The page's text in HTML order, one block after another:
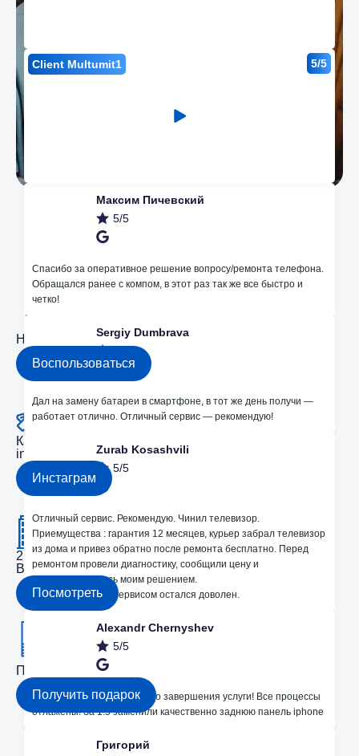
Client Multumit1 5/5
Максим Пичевский
5/5
Спасибо за оперативное решение вопросу/ремонта телефона.
Обращался ранее с компом, в этот раз так же все быстро и
четко!
Sergiy Dumbrava
Дал на замену батареи в смартфоне, в тот же день получи —
работает отлично. Отличный сервис — рекомендую!
Zurab Kosashvili
5/5
Отличный сервис. Рекомендую. Чинил телевизор.
Приемущества : гарантия 12 месяцев, курьер забрал телевизор
из дома и привез обратно после ремонта бесплатно. Перед
ремонтом провели диагностику, сообщили цену и
поинтересовались моим решением.
В общем и целом сервисом остался доволен.
Alexandr Chernyshev
5/5
Ребята профи! От звонка до завершения услуги! Все процессы
отлажены! За 1.5 заменили качественно заднюю панель iphone
Григорий
Наши преимущества
Незначительные поломки делаем бесплатно
Воспользоваться
Каждые месяц розыгрышы на бесплатный ремонт в
instagram
Инстаграм
2 Офиса в Кишиневе
Bodoni 33 и Dacia 24
Посмотреть
Получите подарок 250 лей на ремонт!
Получить подарок